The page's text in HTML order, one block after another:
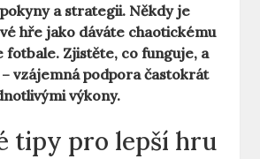
a strategii. Někdy je
hře jako dáváte chaotickému
fotbale. Zjistěte, co funguje, a
vzájemná podpora častokrát
výkony.
tipy pro lepší hru